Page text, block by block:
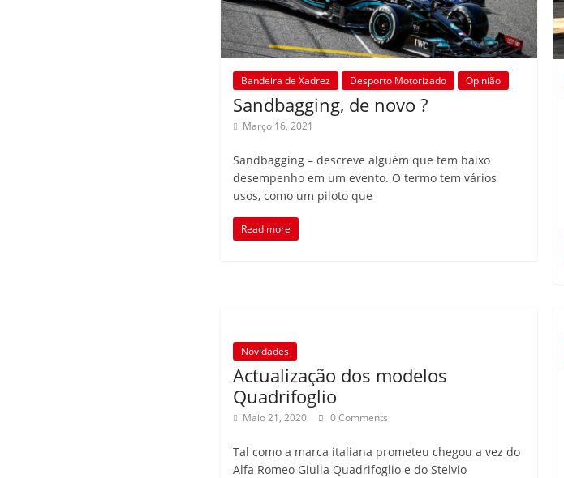
Bandeira de Xadrez Desporto Motorizado Opinião
Sandbagging, de novo ?
Março 16, 2021
Sandbagging – descreve alguém que tem baixo
desempenho em um evento. O termo tem vários
usos, como um piloto que
Read more
Novidades
Actualização dos modelos
Quadrifoglio
Maio 21, 2020 0 Comments
Tal como a marca italiana prometeu chegou a vez do
Alfa Romeo Giulia Quadrifoglio e do Stelvio